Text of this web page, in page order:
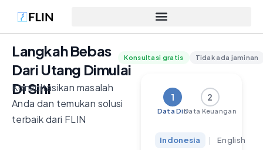
Langkah Bebas
Dari Utang Dimulai
Di Sini
Konsultasikan masalah
Anda dan temukan solusi
terbaik dari FLIN
Konsultasi gratis Tidak ada jaminan
1
Data Diri
2
Data Keuangan
Indonesia | English